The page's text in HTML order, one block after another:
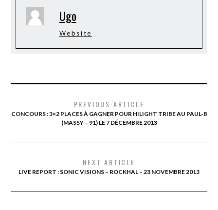
Ugo
Website
PREVIOUS ARTICLE
CONCOURS : 3×2 PLACES À GAGNER POUR HILIGHT TRIBE AU PAUL-B
(MASSY – 91) LE 7 DÉCEMBRE 2013
NEXT ARTICLE
LIVE REPORT : SONIC VISIONS – ROCKHAL – 23 NOVEMBRE 2013